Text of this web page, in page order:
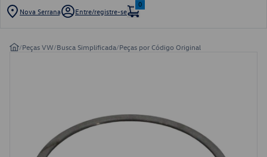
Nova Serrana Entre/registre-se
0
/Peças VW/Busca Simplificada/Peças por Código Original